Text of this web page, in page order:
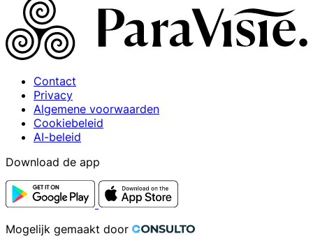
Contact
Privacy
Algemene voorwaarden
Cookiebeleid
AI-beleid
Download de app
Mogelijk gemaakt door